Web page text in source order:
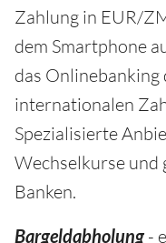
Zahlung in EUR/
dem Smartphone
das Onlinebanking
internationalen
Spezialisierte
Wechselkurse und
Banken.
Bargeldabholung-